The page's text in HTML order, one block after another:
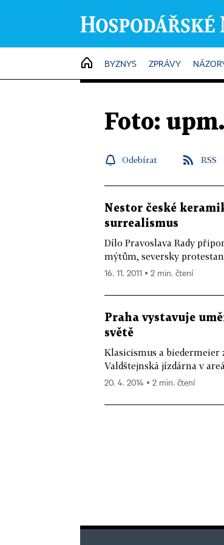
HOME
BYZNYS ZPRÁVY
Foto:
Odebírat RSS
Nestor české
surrealismus
Dílo Pravoslava Rady
mýtům, seversky
16. 11. 2011 ▪ 2 min. čtení
Praha vystavuje
světě
Klasicismus a
Valdštejnská jízdárna v
20. 4. 2014 ▪ 2 min. čtení